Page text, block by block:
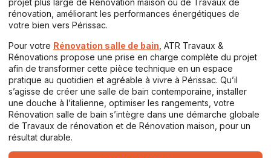
projet plus large de Rénovation maison ou de Travaux de
rénovation, améliorant les performances énergétiques de
votre bien vers Périssac.
Pour votre Rénovation salle de bain , ATR Travaux &
Rénovations propose une prise en charge complète du projet
afin de transformer cette pièce technique en un espace
pratique au quotidien et agréable à vivre à Périssac. Qu’il
s’agisse de créer une salle de bain contemporaine, installer
une douche à l’italienne, optimiser les rangements, votre
Rénovation salle de bain s’intègre dans une démarche globale
de Travaux de rénovation et de Rénovation maison, pour un
résultat durable.